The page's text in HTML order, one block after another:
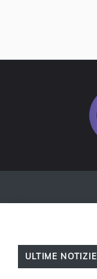
ULTIME NOTIZIE